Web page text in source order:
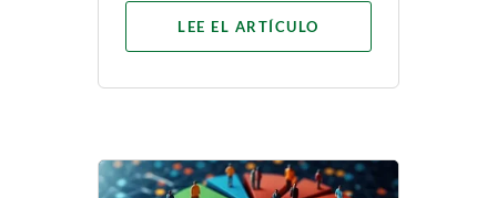
LEE EL ARTÍCULO